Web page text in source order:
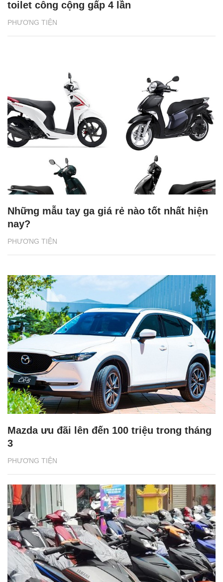
PHƯƠNG TIỆN
toilet công cộng gấp 4 lần
PHƯƠNG TIỆN
Những mẫu tay ga giá rẻ nào tốt nhất hiện
nay?
PHƯƠNG TIỆN
Mazda ưu đãi lên đến 100 triệu trong tháng
3